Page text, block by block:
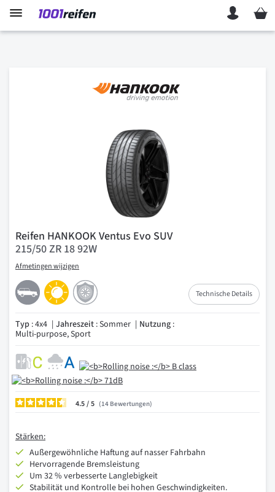
Mein
Reifen HANKOOK Ventus Evo SUV
215/50 ZR 18 92W
Afmetingen wijzigen
Technische Details
Typ : 4x4 Jahreszeit : Sommer Nutzung :
Multi-purpose, Sport
4.5/ 14 Bewertungen
Stärken:
Außergewöhnliche Haftung auf nasser Fahrbahn
Hervorragende Bremsleistung
Um 32 % verbesserte Langlebigkeit
Stabilität und Kontrolle bei hohen Geschwindigkeiten.